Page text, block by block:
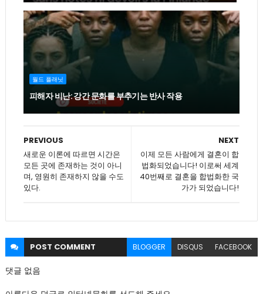
월드 플래닛
피해자 비난: 강간 문화를 부추기는 반사 작용
NEXT
이제 모든 사람에게 결혼이 합
법화되었습니다! 이로써 세계
40번째로 결혼을 합법화한 국
가가 되었습니다!
PREVIOUS
새로운 이론에 따르면 시간은
모든 곳에 존재하는 것이 아니
며, 영원히 존재하지 않을 수도
있다.
POST COMMENT BLOGGER DISQUS FACEBOOK
댓글 없음